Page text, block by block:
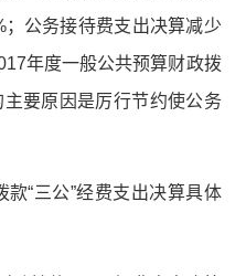
公务接待费支出决算减少
年度一般公共预算财政拨
主要原因是厉行节约使公务
“三公”经费支出决算具体